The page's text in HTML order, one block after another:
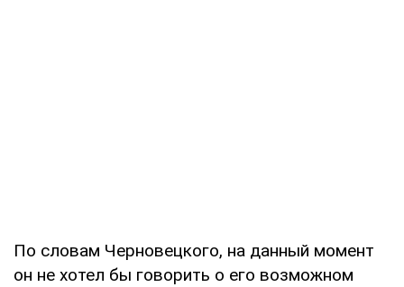
По словам Черновецкого, на данный момент
он не хотел бы говорить о его возможном